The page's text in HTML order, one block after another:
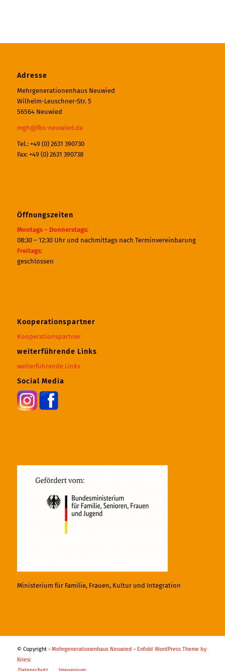
Adresse
Mehrgenerationenhaus Neuwied
Wilhelm-Leuschner-Str. 5
56564 Neuwied
mgh@fbs-neuwied.de
Tel.: +49 (0) 2631 390730
Fax: +49 (0) 2631 390738
Öffnungszeiten
Montags – Donnerstags:
08:30 – 12:30 Uhr und nachmittags nach Terminvereinbarung
Freitags:
geschlossen
Kooperationspartner
Kooperationspartner
weiterführende Links
weiterführende Links
Social Media
Ministerium für Familie, Frauen, Kultur und Integration
© Copyright - Mehrgenerationenhaus Neuwied - Enfold WordPress Theme by
Kriesi